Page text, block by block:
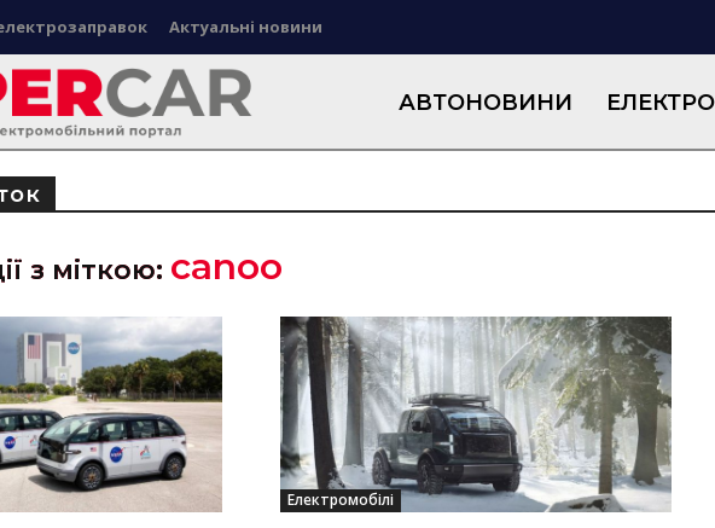
Актуальні новини
АВТОНОВИНИ
з міткою: canoo
Електромобілі